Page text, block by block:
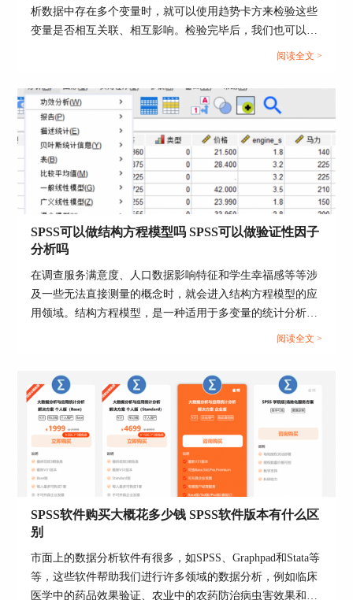
2.在“分析”菜单栏中，选择“降维”下的“因子”选
项。
图3：选择“因子”选项
3.在打开的窗口，长按键盘中的Ctrl键，点击移动
析数据中存在多个变量时，就可以使用趋势卡方来检验这些
变量是否相互关联、相互影响。检验完毕后，我们也可以根
据这些检验结果来选择更加合适的数据分析模型。今天我就
这两个问题为例，来向大家讲解一下趋势卡方的相关知
识。...
阅读全文 >
SPSS可以做结构方程模型吗 SPSS可以做验证性因子
分析吗
在调查服务满意度、人口数据影响特征和学生幸福感等等涉
及一些无法直接测量的概念时，就会进入结构方程模型的应
用领域。结构方程模型，是一种适用于多变量的统计分析方
法，简称SEM，它是一种用于分析“观察变量与潜变量”和“潜
型分析中使用，作用是验证观测变量与潜在变量之间的结构
关系。接下来就围绕着“SPSS可以做结构方程模型吗，SPSS
可以做验证性因子分析吗”这两个问题，给大家介绍一下在
SPSS中如何做结构方程模型分析。...
阅读全文 >
SPSS软件购买大概花多少钱 SPSS软件版本有什么区
别
市面上的数据分析软件有很多，如SPSS、Graphpad和Stata等
等，这些软件帮助我们进行许多领域的数据分析，例如临床
医学中的药品效果验证、农业中的农药防治病虫害效果和社